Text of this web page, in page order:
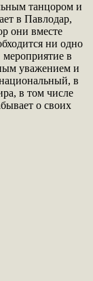
танцором и
в Павлодар,
они вместе
ни одно
в
уважением и
в
в том числе
о своих